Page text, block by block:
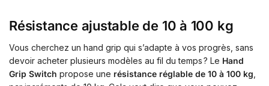
Résistance ajustable de 10 à 100 kg
Vous cherchez un hand grip qui s’adapte à vos progrès, sans
devoir acheter plusieurs modèles au fil du temps ? Le Hand
Grip Switch propose une résistance réglable de 10 à 100 kg